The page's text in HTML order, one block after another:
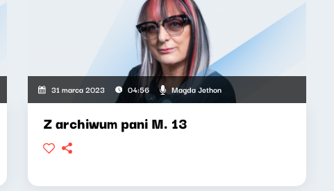
31 marca 2023 04:56 Magda Jethon
Z archiwum pani M. 13